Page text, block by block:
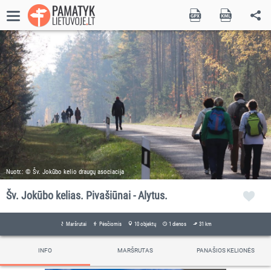
Nuotr.: © Šv. Jokūbo kelio draugų asociacija
Šv. Jokūbo kelias. Pivašiūnai - Alytus.
Maršrutai Pėsčiomis 10 objektų 1 dienos 31 km
INFO MARŠRUTAS PANAŠIOS KELIONĖS